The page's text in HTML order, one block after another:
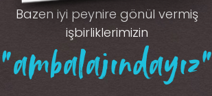
Bazen iyi peynire gönül vermiş
işbirliklerimizin
“ambalajındayız”